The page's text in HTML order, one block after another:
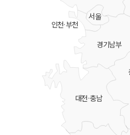
대전·충남
경기남부
서울
인천·부천